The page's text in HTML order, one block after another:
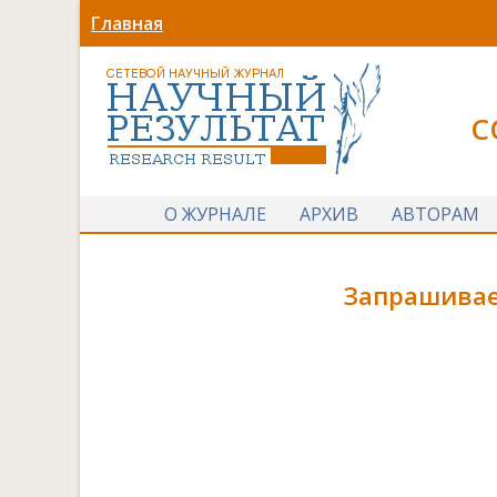
Главная
О ЖУРНАЛЕ АРХИВ АВТОРАМ